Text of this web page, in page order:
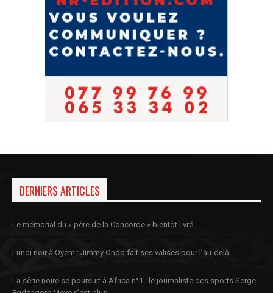
DERNIERS ARTICLES
Le mémorial du « père de la Concorde » bientôt livré
Lundi noir à Oyem : Jimmy Ondo fait ses valises pour l’au-delà
La série noire se poursuit à Africa n°1 : le journaliste des sports Serge